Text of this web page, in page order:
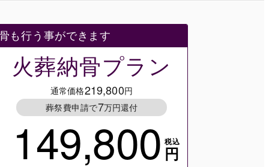
も行う事ができます
火葬納骨プラン
通常価格219,800円
葬祭費申請で7万円還付
149,800 税込
円